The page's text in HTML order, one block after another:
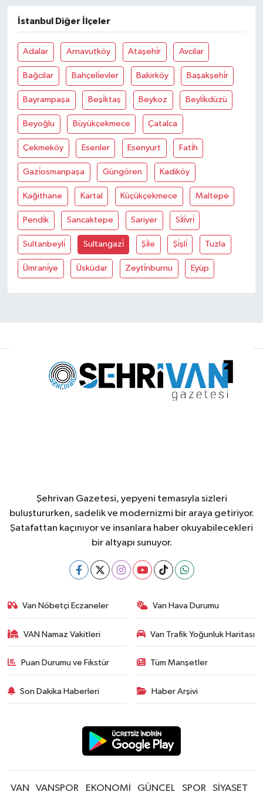
İstanbul Diğer İlçeler
Adalar Arnavutköy Ataşehi̇r Avcilar
Bağcilar Bahçeli̇evler Bakirköy Başakşehi̇r
Bayrampaşa Beşi̇ktaş Beykoz Beyli̇kdüzü
Beyoğlu Büyükçekmece Çatalca
Çekmeköy Esenler Esenyurt Fati̇h
Gazi̇osmanpaşa Güngören Kadiköy
Kağithane Kartal Küçükçekmece Maltepe
Pendi̇k Sancaktepe Sariyer Si̇li̇vri̇
Sultanbeyli̇ Sultangazi̇ Şi̇le Şi̇şli̇ Tuzla
Ümrani̇ye Üsküdar Zeyti̇nburnu Eyüp
Şehrivan Gazetesi, yepyeni temasıyla sizleri
buluştururken, sadelik ve modernizmi bir araya getiriyor.
Şatafattan kaçınıyor ve insanlara haber okuyabilecekleri
bir altyapı sunuyor.
Van Nöbetçi Eczaneler Van Hava Durumu
VAN Namaz Vakitleri Van Trafik Yoğunluk Haritası
Puan Durumu ve Fikstür Tüm Manşetler
Son Dakika Haberleri Haber Arşivi
VAN VANSPOR EKONOMİ GÜNCEL SPOR SİYASET